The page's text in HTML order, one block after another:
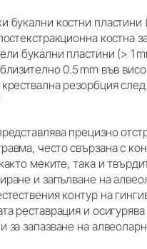
букални костни пластини
костна
букални пластини (> 1
0.5 mm във
резорбция
прецизно
често свързана с
меките, така и
и запълване на
контур на
реставрация и
запазване на